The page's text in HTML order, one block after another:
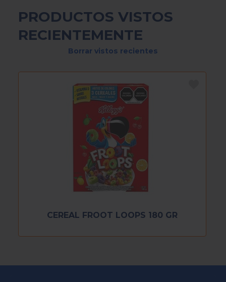
PRODUCTOS VISTOS
RECIENTEMENTE
Borrar vistos recientes
CEREAL FROOT LOOPS 180 GR